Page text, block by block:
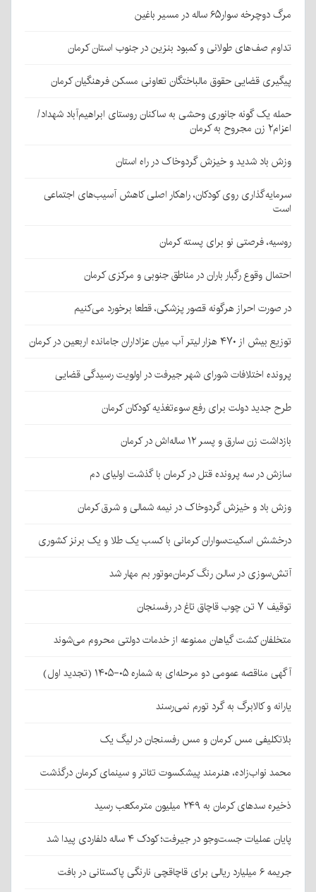
مرگ دوچرخه سوار۶۵ ساله در مسیر باغین
تداوم صف‌های طولانی و کمبود بنزین در جنوب استان کرمان
پیگیری قضایی حقوق مالباختگان تعاونی مسکن فرهنگیان کرمان
حمله یک گونه جانوری وحشی به ساکنان روستای ابراهیم‌آباد شهداد/
اعزام۲ زن مجروح به کرمان
وزش باد شدید و خیزش گردوخاک در راه استان
سرمایه‌گذاری روی کودکان، راهکار اصلی کاهش آسیب‌های اجتماعی
است
روسیه، فرصتی نو برای پسته کرمان
احتمال وقوع رگبار باران در مناطق جنوبی و مرکزی کرمان
در صورت احراز هرگونه قصور پزشکی، قطعا برخورد می‌کنیم
توزیع بیش از ۴۷۰ هزار لیتر آب میان عزاداران جامانده اربعین در کرمان
پرونده اختلافات شورای شهر جیرفت در اولویت رسیدگی قضایی
طرح جدید دولت برای رفع سوءتغذیه کودکان کرمان
بازداشت زن سارق و پسر ۱۲ ساله‌اش در کرمان
سازش در سه پرونده قتل در کرمان با گذشت اولیای دم
وزش باد و خیزش گردوخاک در نیمه شمالی و شرق کرمان
درخشش اسکیت‌سواران کرمانی با کسب یک طلا و یک برنز کشوری
آتش‌سوزی در سالن رنگ کرمان‌موتور بم مهار شد
توقیف ۷ تن چوب قاچاق تاغ در رفسنجان
متخلفان کشت گیاهان ممنوعه از خدمات دولتی محروم می‌شوند
آگهی مناقصه عمومی دو مرحله‌ای به شماره ۰۵-۱۴۰۵ (تجدید اول)
یارانه و کالابرگ به گرد تورم نمی‌رسند
بلاتکلیفی مس کرمان و مس رفسنجان در لیگ یک
محمد نواب‌زاده، هنرمند پیشکسوت تئاتر و سینمای کرمان درگذشت
ذخیره سدهای کرمان به ۲۴۹ میلیون مترمکعب رسید
پایان عملیات جست‌وجو در جیرفت؛ کودک ۴ ساله دلفاردی پیدا شد
جریمه ۶ میلیارد ریالی برای قاچاقچی نارنگی پاکستانی در بافت